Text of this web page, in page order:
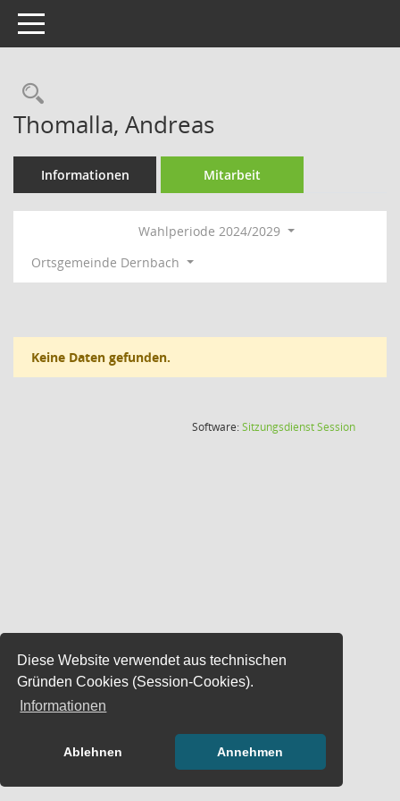
Diese Website verwendet aus technischen
Gründen Cookies (Session-Cookies).
Informationen
Ablehnen Annehmen
Toggle navigation
Rechercheauswahl
Thomalla, Andreas
Informationen Mitarbeit
Wahlperiode 2024/2029
Ortsgemeinde Dernbach
Keine Daten gefunden.
Software:SitzungsdienstSession(Wird in